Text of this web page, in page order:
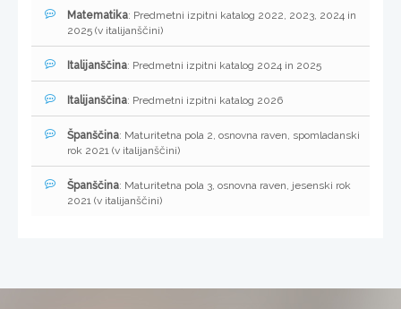
Matematika: Predmetni izpitni katalog 2022, 2023, 2024 in
2025 (v italijanščini)
Italijanščina: Predmetni izpitni katalog 2024 in 2025
Italijanščina: Predmetni izpitni katalog 2026
Španščina: Maturitetna pola 2, osnovna raven, spomladanski
rok 2021 (v italijanščini)
Španščina: Maturitetna pola 3, osnovna raven, jesenski rok
2021 (v italijanščini)